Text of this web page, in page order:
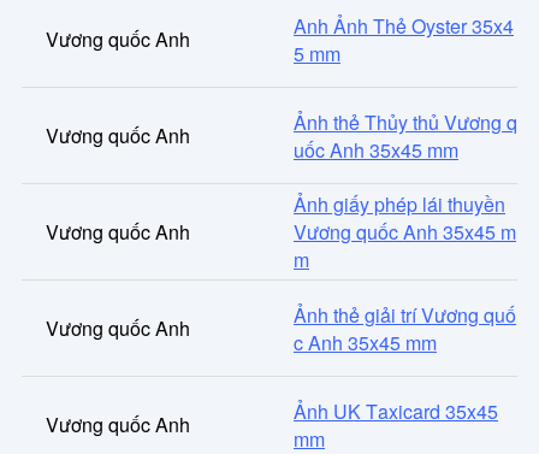
Vương quốc Anh
Anh Ảnh Thẻ Oyster 35x4
5 mm
Vương quốc Anh
Ảnh thẻ Thủy thủ Vương q
uốc Anh 35x45 mm
Vương quốc Anh
Ảnh giấy phép lái thuyền
Vương quốc Anh 35x45 m
m
Vương quốc Anh
Ảnh thẻ giải trí Vương quố
c Anh 35x45 mm
Vương quốc Anh
Ảnh UK Taxicard 35x45
mm